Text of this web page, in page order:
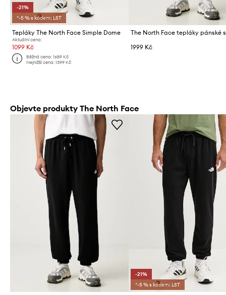
-21%
*-5 % s kódem: LST
Tepláky The North Face Simple Dome
Aktuální cena:
1099 Kč
Běžná cena:1689 Kč
Nejnižší cena:1399 Kč
1999 Kč
Objevte produkty The North Face
-21%
*-5 % s kódem: LST